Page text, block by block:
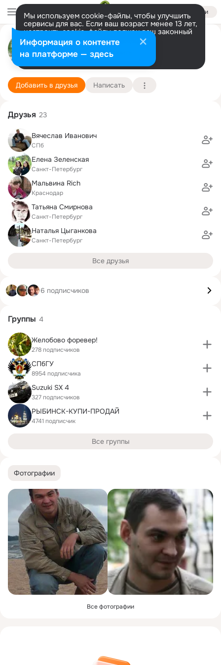
Войти
Мы используем cookie-файлы, чтобы улучшить
сервисы для вас. Если ваш возраст менее 13 лет,
настроить cookie-файлы должен ваш законный
представитель. Больше информации
Разрешить все Настроить
Николай Геннадьев
Санкт-Петербург
138 школа
Подробнее
Добавить в друзья Написать
Фотографии
Все фотографии
Друзья 23
Вячеслав Иванович
СПб
Елена Зеленская
Санкт-Петербург
Мальвина Rich
Краснодар
Татьяна Смирнова
Санкт-Петербург
Наталья Цыганкова
Санкт-Петербург
Все друзья
6 подписчиков
Группы 4
Желобово форевер!
278 подписчиков
СПбГУ
8954 подписчика
Suzuki SX 4
327 подписчиков
РЫБИНСК-КУПИ-ПРОДАЙ
4741 подписчик
Все группы
Информация о контенте
на платформе — здесь